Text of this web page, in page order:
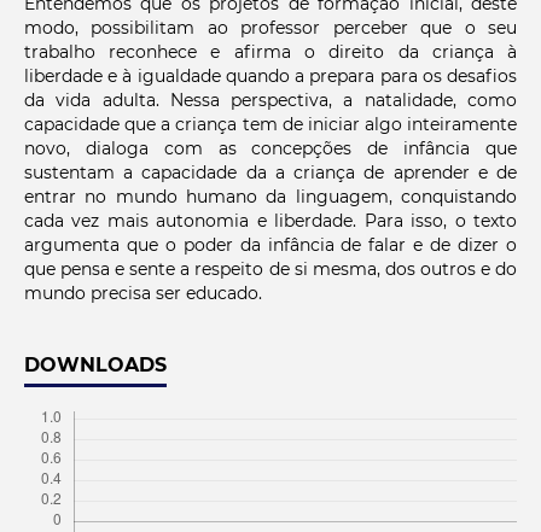
modo, possibilitam ao professor perceber que o seu
trabalho reconhece e afirma o direito da criança à
liberdade e à igualdade quando a prepara para os desafios
da vida adulta. Nessa perspectiva, a natalidade, como
capacidade que a criança tem de iniciar algo inteiramente
novo, dialoga com as concepções de infância que
sustentam a capacidade da a criança de aprender e de
entrar no mundo humano da linguagem, conquistando
cada vez mais autonomia e liberdade. Para isso, o texto
argumenta que o poder da infância de falar e de dizer o
que pensa e sente a respeito de si mesma, dos outros e do
mundo precisa ser educado.
DOWNLOADS